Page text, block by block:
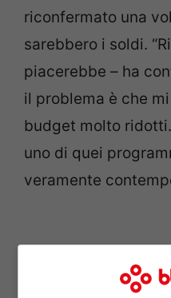
riconfermato una
sarebbero i soldi.
piacerebbe – ha
il problema è che
budget molto
uno di quei
veramente